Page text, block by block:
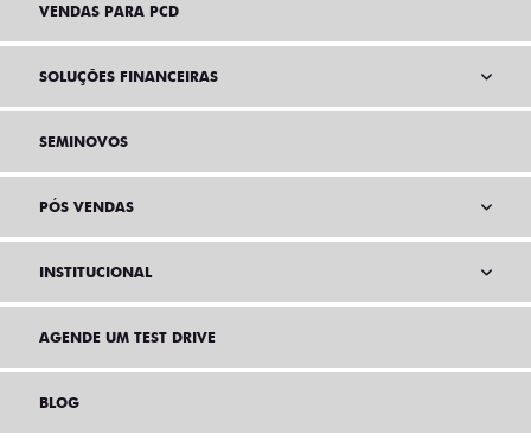
VENDAS PARA PCD
SOLUÇÕES FINANCEIRAS
SEMINOVOS
PÓS VENDAS
INSTITUCIONAL
AGENDE UM TEST DRIVE
BLOG